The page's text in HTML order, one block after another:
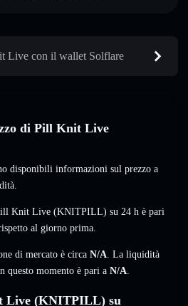
Live con il wallet Solflare
di Pill Knit Live
disponibili informazioni sul prezzo a
Knit Live (KNITPILL) su 24 h è pari
al giorno prima.
di mercato è circa N/A. La liquidità
questo momento è pari a N/A.
Live (KNITPILL) su